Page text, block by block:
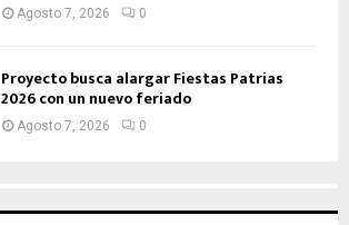
Agosto 7, 2026 0
Proyecto busca alargar Fiestas Patrias
2026 con un nuevo feriado
Agosto 7, 2026 0